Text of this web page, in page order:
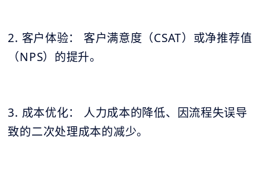
2. 客户体验： 客户满意度（CSAT）或净推荐值
（NPS）的提升。
3. 成本优化： 人力成本的降低、因流程失误导
致的二次处理成本的减少。